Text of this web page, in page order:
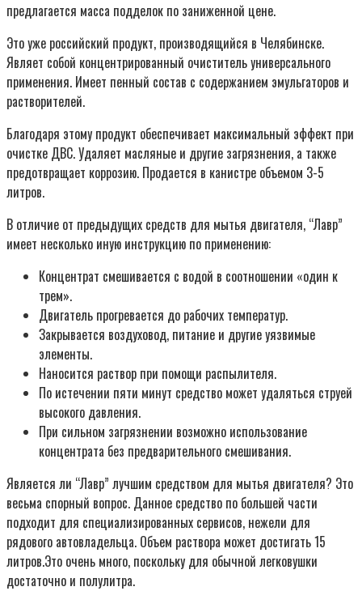
предлагается масса подделок по заниженной цене.
Это уже российский продукт, производящийся в Челябинске.
Являет собой концентрированный очиститель универсального
применения. Имеет пенный состав с содержанием эмульгаторов и
растворителей.
Благодаря этому продукт обеспечивает максимальный эффект при
очистке ДВС. Удаляет масляные и другие загрязнения, а также
предотвращает коррозию. Продается в канистре объемом 3-5
литров.
В отличие от предыдущих средств для мытья двигателя, “Лавр”
имеет несколько иную инструкцию по применению:
Концентрат смешивается с водой в соотношении «один к
трем».
Двигатель прогревается до рабочих температур.
Закрывается воздуховод, питание и другие уязвимые
элементы.
Наносится раствор при помощи распылителя.
По истечении пяти минут средство может удаляться струей
высокого давления.
При сильном загрязнении возможно использование
концентрата без предварительного смешивания.
Является ли “Лавр” лучшим средством для мытья двигателя? Это
весьма спорный вопрос. Данное средство по большей части
подходит для специализированных сервисов, нежели для
рядового автовладельца. Объем раствора может достигать 15
литров.Это очень много, поскольку для обычной легковушки
достаточно и полулитра.